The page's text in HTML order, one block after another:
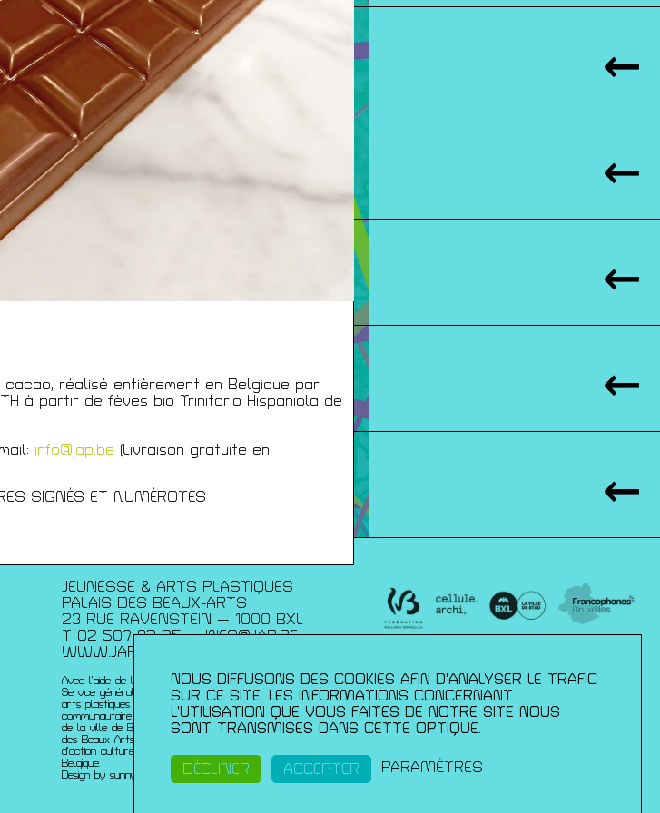
réalisé entièrement en Belgique par
à partir de fèves bio Trinitario Hispaniola de
info@jap.be (Livraison gratuite en
SIGNÉS ET NUMÉROTÉS
JEUNESSE & ARTS PLASTIQUES
PALAIS DES BEAUX-ARTS
23 RUE RAVENSTEIN — 1000 BXL
T 02 507 82 25 —INFO@JAP.BE
WWW.JAP.BE
Avec l’aide de la Fédération Wallonie-Bruxelles :
Service généralde la création artistique – direction des
arts plastiques contemporains ; de la Commission
communautaire française ; de l’échevinat de la culture
de la ville de Bruxelles ; de urban brussels ;du Palais
des Beaux-Arts et du du Service de coopération et
d’action culturelle de l’ambassade de France en
Belgique.
Design by sunny-side-up.
NOUS DIFFUSONS DES COOKIES AFIN D'ANALYSER LE TRAFIC
SUR CE SITE. LES INFORMATIONS CONCERNANT
L’UTILISATION QUE VOUS FAITES DE NOTRE SITE NOUS
SONT TRANSMISES DANS CETTE OPTIQUE.
DÉCLINER ACCEPTER PARAMÈTRES